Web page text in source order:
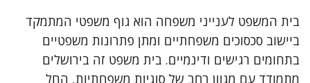
בית המשפט לענייני משפחה הוא גוף משפטי המתמקד
ביישוב סכסוכים משפחתיים ומתן פתרונות משפטיים
בתחומים רגישים ודינמיים. בית משפט זה בירושלים
מתמודד עם מגוון רחב של סוגיות משפחתיות, החל